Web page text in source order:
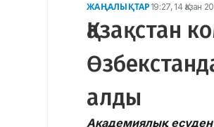
ЖАҢАЛЫҚТАР 19:27, 14 Қазан
Қазақстан
алды
Академиялық есуден